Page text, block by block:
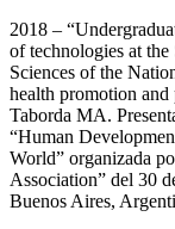
2018 –
of technologies at
Sciences of the
health promotion
Taborda MA.
“Human
World” organizada
Association” del 30
Buenos Aires,